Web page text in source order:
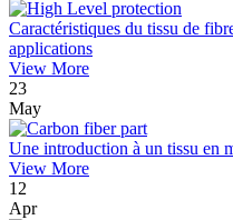
Caractéristiques du tissu de
applications
View More
23
May
Une introduction à un tissu en
View More
12
Apr